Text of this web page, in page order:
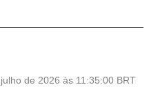
de 2026 às 11:35:00 BRT